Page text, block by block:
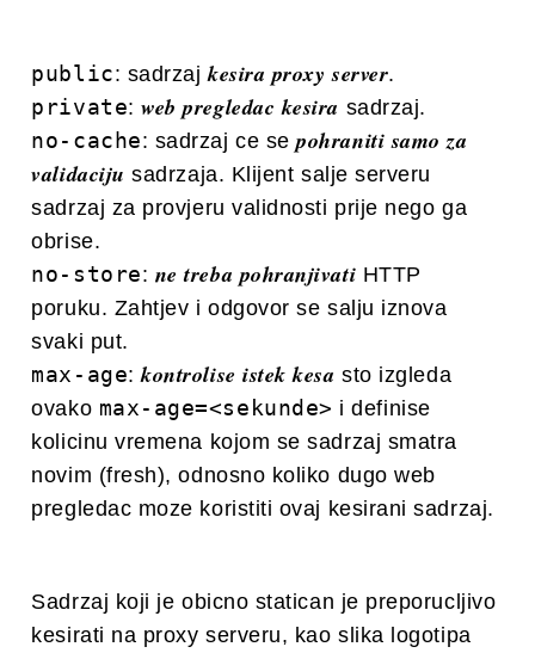
public: sadrzajkesira proxy server.
private:web pregledac kesira sadrzaj.
no-cache: sadrzaj ce sepohraniti samo za
validaciju sadrzaja. Klijent salje serveru
sadrzaj za provjeru validnosti prije nego ga
obrise.
no-store: ne treba pohranjivati HTTP
poruku. Zahtjev i odgovor se salju iznova
svaki put.
max-age:kontrolise istek kesa sto izgleda
ovako max-age=<sekunde> i definise
kolicinu vremena kojom se sadrzaj smatra
novim (fresh), odnosno koliko dugo web
pregledac moze koristiti ovaj kesirani sadrzaj.
Sadrzaj koji je obicno statican je preporucljivo
kesirati na proxy serveru, kao slika logotipa